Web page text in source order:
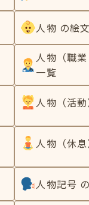
人物 の絵
人物（職
一覧
人物（活
人物（休
人物記号